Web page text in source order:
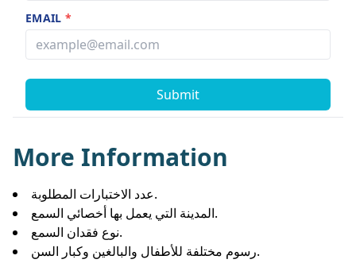
EMAIL*
Submit
More Information
عدد الاختبارات المطلوبة.
المدينة التي يعمل بها أخصائي السمع.
نوع فقدان السمع.
رسوم مختلفة للأطفال والبالغين وكبار السن.